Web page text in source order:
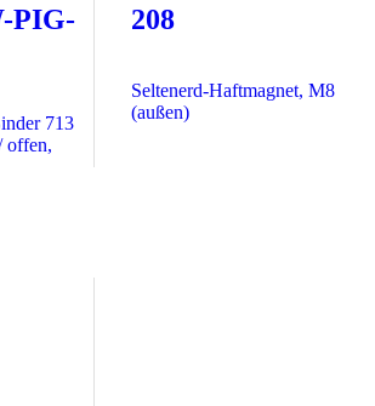
PIG-
713
offen,
208
Seltenerd-Haftmagnet, M8
(außen)